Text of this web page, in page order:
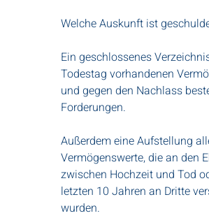
Welche Auskunft ist
Ein geschlossenes
Todestag vorhandenen
und gegen den Nachlass
Forderungen.
Außerdem eine Aufstellung
Vermögenswerte, die an den
zwischen Hochzeit und Tod
letzten 10 Jahren an Dritte
wurden.